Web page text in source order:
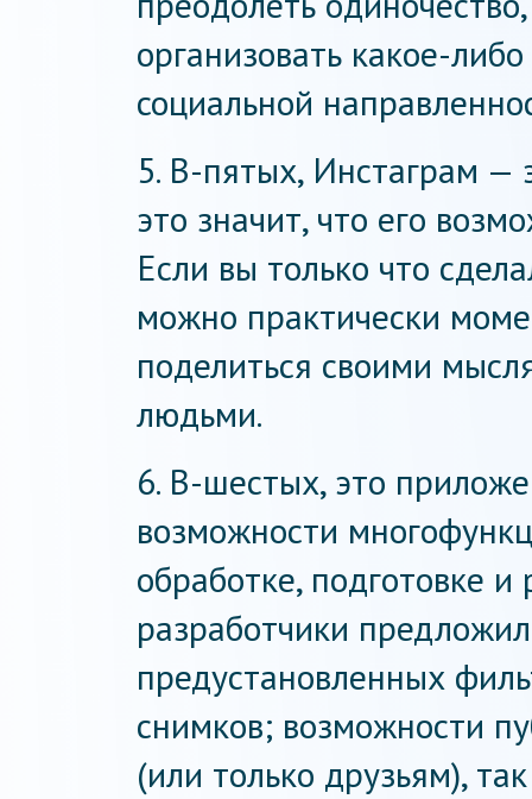
организовать какое-
социальной
5. В-пятых, Инстаграм —
это значит, что его
Если вы только что
можно практически
поделиться своими
людьми.
6. В-шестых, это
возможности
обработке, подготовке
разработчики
предустановленных
снимков; возможности
(или только друзьям),